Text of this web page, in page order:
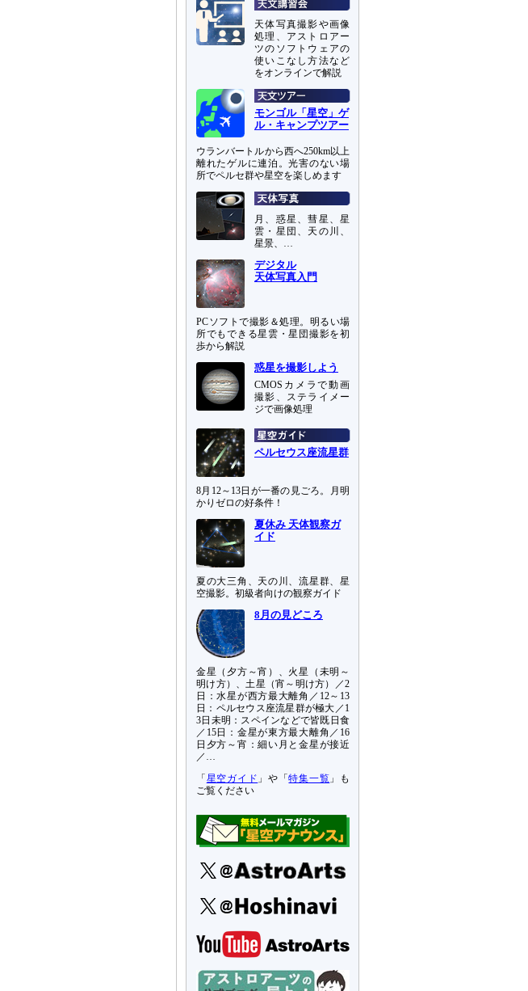
天体写真撮影や画像
処理、アストロアー
ツのソフトウェアの
使いこなし方法など
をオンラインで解説
モンゴル「星空」ゲ
ル・キャンプツアー
ウランバートルから西へ250km以上
離れたゲルに連泊。光害のない場
所でペルセ群や星空を楽しめます
月、惑星、彗星、星
雲・星団、天の川、
星景、…
デジタル
天体写真入門
PCソフトで撮影＆処理。明るい場
所でもできる星雲・星団撮影を初
歩から解説
惑星を撮影しよう
CMOSカメラで動画
撮影、ステライメー
ジで画像処理
ペルセウス座流星群
8月12～13日が一番の見ごろ。月明
かりゼロの好条件！
夏休み 天体観察ガ
イド
夏の大三角、天の川、流星群、星
空撮影。初級者向けの観察ガイド
8月の見どころ
金星（夕方～宵）、火星（未明～
明け方）、土星（宵～明け方）／2
日：水星が西方最大離角／12～13
日：ペルセウス座流星群が極大／1
3日未明：スペインなどで皆既日食
／15日：金星が東方最大離角／16
日夕方～宵：細い月と金星が接近
／…
「 星空ガイド 」や「特集一覧 」も
ご覧ください